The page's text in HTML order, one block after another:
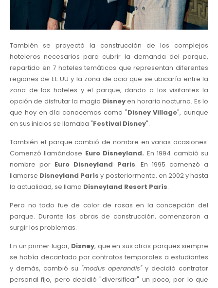
También se proyectó la construcción de los complejos
hoteleros necesarios para cubrir la demanda del parque,
repartido en 7 hoteles temáticos que representan diferentes
regiones de EE.UU y la zona de ocio que se ubicaría entre la
zona de los hoteles y el parque, dando a los visitantes la
opción de disfrutar la magia Disneyen horario nocturno. Es lo
que hoy en día conocemos como "Disney Village", aunque
en sus inicios se llamaba "Festival Disney".
También el parque cambió de nombre en varias ocasiones.
Comenzó llamándose Euro Disneyland. En 1994 cambió su
nombre por Euro Disneyland Paris. En 1995 comenzó a
llamarse Disneyland París y posteriormente, en 2002 y hasta
la actualidad, se llama Disneyland Resort París.
Pero no todo fue de color de rosas en la concepción del
parque. Durante las obras de construcción, comenzaron a
surgir los problemas.
En un primer lugar, Disney, que en sus otros parques siempre
se había decantado por contratos temporales a estudiantes
y demás, cambió su "modus operandis"y decidió contratar
personal fijo, pero decidió "diversificar" un poco, por lo que